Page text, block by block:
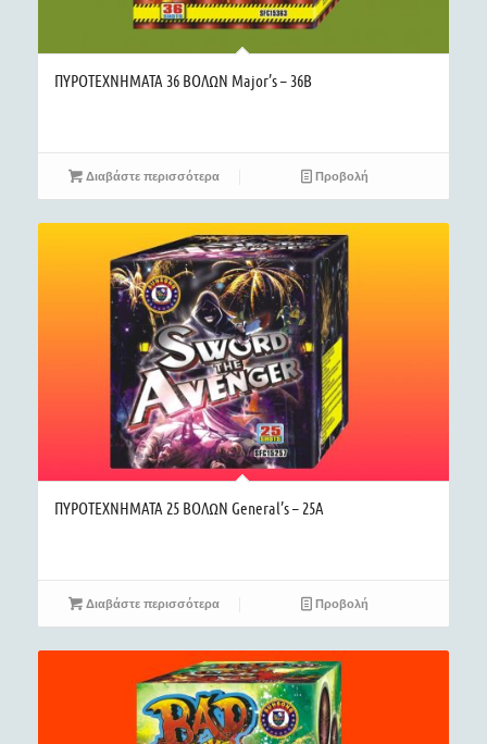
ΠΥΡΟΤΕΧΝΗΜΑΤΑ 36 ΒΟΛΩΝ Major’s – 36B
Διαβάστε περισσότερα Προβολή
ΠΥΡΟΤΕΧΝΗΜΑΤΑ 25 ΒΟΛΩΝ General’s – 25A
Διαβάστε περισσότερα Προβολή